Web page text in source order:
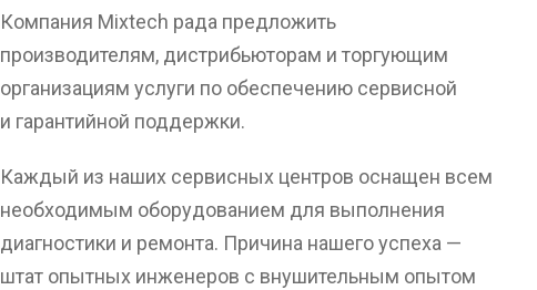
Компания Mixtech рада предложить
производителям, дистрибьюторам и торгующим
организациям услуги по обеспечению сервисной
и гарантийной поддержки.
Каждый из наших сервисных центров оснащен всем
необходимым оборудованием для выполнения
диагностики и ремонта. Причина нашего успеха —
штат опытных инженеров с внушительным опытом